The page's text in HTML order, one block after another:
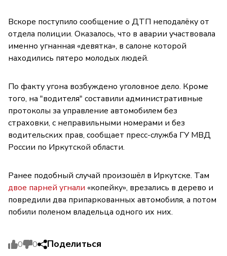
Вскоре поступило сообщение о ДТП неподалёку от
отдела полиции. Оказалось, что в аварии участвовала
именно угнанная «девятка», в салоне которой
находились пятеро молодых людей.
По факту угона возбуждено уголовное дело. Кроме
того, на "водителя" составили административные
протоколы за управление автомобилем без
страховки, с неправильными номерами и без
водительских прав, сообщает пресс-служба ГУ МВД
России по Иркутской области.
Ранее подобный случай произошёл в Иркутске. Там
двое парней угнали «копейку», врезались в дерево и
повредили два припаркованных автомобиля, а потом
побили поленом владельца одного их них.
0 0 Поделиться